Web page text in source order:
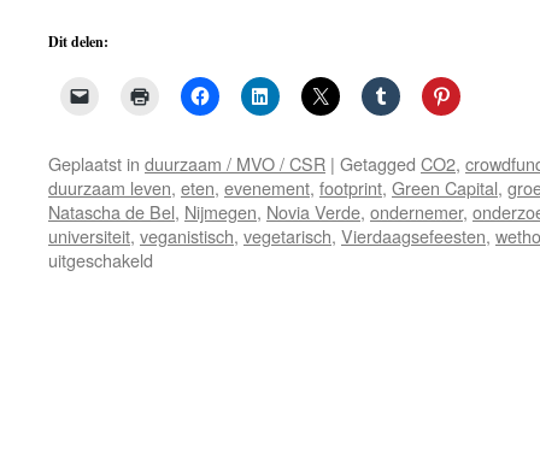
Dit delen:
Geplaatst in duurzaam / MVO / CSR | Getagged CO2,
duurzaam leven, eten, evenement, footprint, Green Capital,
Natascha de Bel, Nijmegen, Novia Verde, ondernemer,
universiteit, veganistisch, vegetarisch, Vierdaagsefeesten,
uitgeschakeld